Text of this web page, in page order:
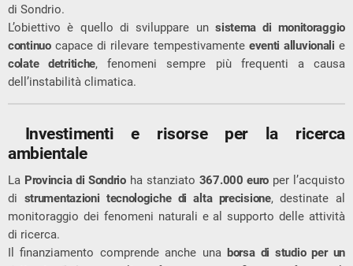
di Sondrio.
L’obiettivo è quello di sviluppare unsistema di monitoraggio
continuocapace di rilevare tempestivamente eventi alluvionali e
colate detritiche, fenomeni sempre più frequenti a causa
dell’instabilità climatica.
Investimenti e risorse per la ricerca
ambientale
La Provincia di Sondrioha stanziato 367.000 euro per l’acquisto
di strumentazioni tecnologiche di alta precisione, destinate al
monitoraggio dei fenomeni naturali e al supporto delle attività
di ricerca.
Il finanziamento comprende anche una borsa di studio per un